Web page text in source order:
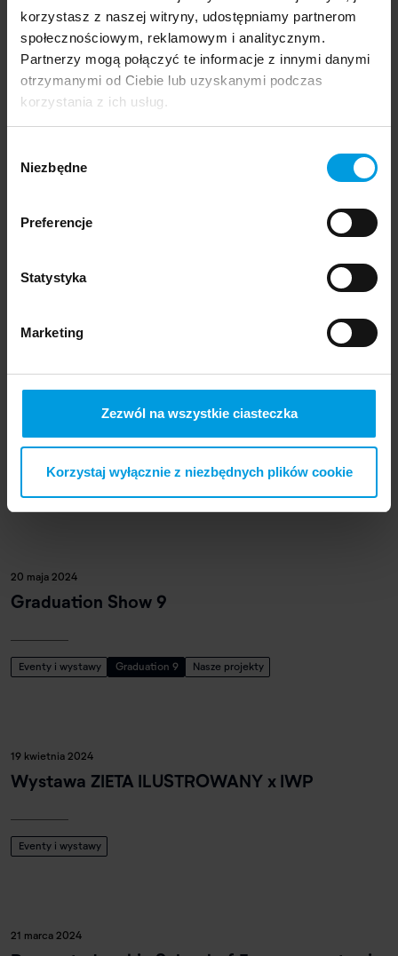
korzystasz z naszej witryny, udostępniamy partnerom
społecznościowym, reklamowym i analitycznym.
Partnerzy mogą połączyć te informacje z innymi danymi
otrzymanymi od Ciebie lub uzyskanymi podczas
korzystania z ich usług.
zgody
Niezbędne
Preferencje
Statystyka
Marketing
Zezwól na wszystkie ciasteczka
Korzystaj wyłącznie z niezbędnych plików cookie
19 września 2024
Design Stories London
Eventy i wystawy
23 sierpnia 2024
Graduation Show 10
20 maja 2024
Graduation Show 9
Eventy i wystawy Graduation 9 Nasze projekty
19 kwietnia 2024
Wystawa ZIETA ILUSTROWANY x IWP
Eventy i wystawy
21 marca 2024